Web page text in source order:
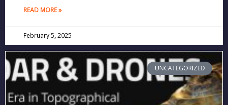
READ MORE »
February 5, 2025
UNCATEGORIZED